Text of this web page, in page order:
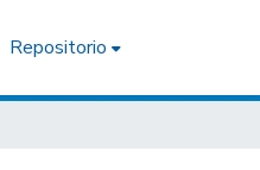
Repositorio